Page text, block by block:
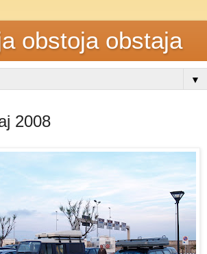
obstoja obstaja
▼
2008